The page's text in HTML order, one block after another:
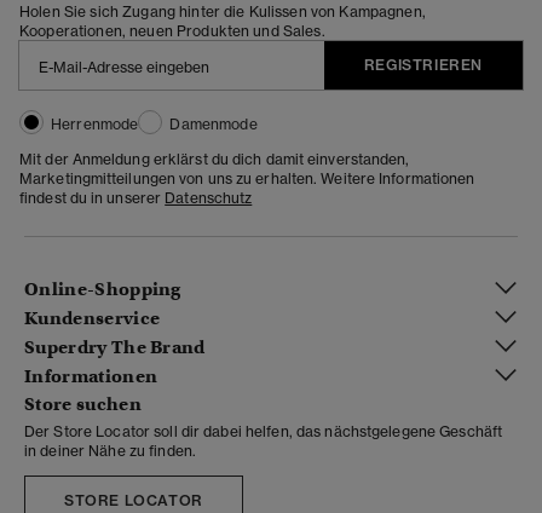
Holen Sie sich Zugang hinter die Kulissen von Kampagnen,
Kooperationen, neuen Produkten und Sales.
REGISTRIEREN
Herrenmode
Damenmode
Mit der Anmeldung erklärst du dich damit einverstanden,
Marketingmitteilungen von uns zu erhalten. Weitere Informationen
findest du in unserer Datenschutz
Online-Shopping
Kundenservice
Superdry The Brand
Informationen
Store suchen
Der Store Locator soll dir dabei helfen, das nächstgelegene Geschäft
in deiner Nähe zu finden.
STORE LOCATOR